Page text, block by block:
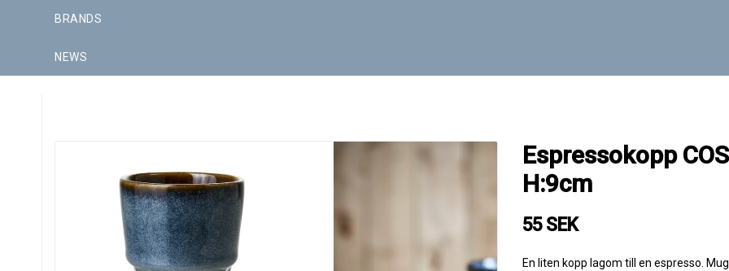
BRANDS
NEWS
Espressokopp
H:9cm
55 SEK
En liten kopp lagom till en espresso.